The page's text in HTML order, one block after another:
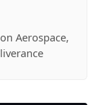
Aerospace,